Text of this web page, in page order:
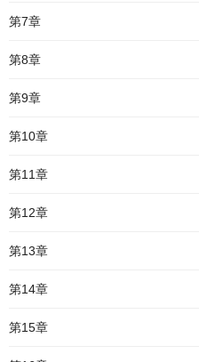
第7章
第8章
第9章
第10章
第11章
第12章
第13章
第14章
第15章